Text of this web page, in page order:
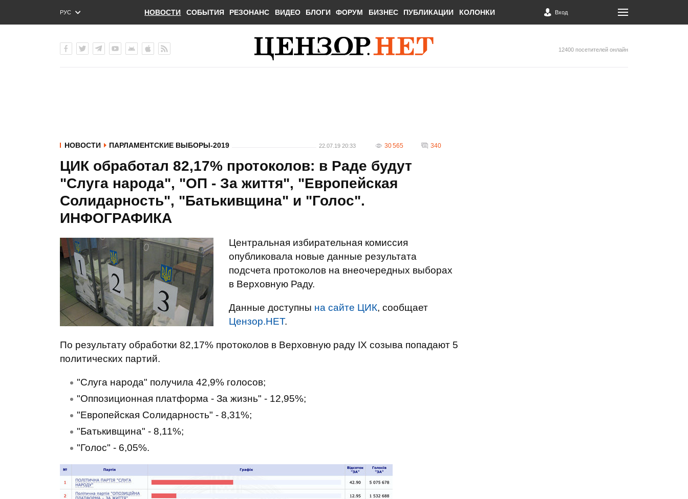
РУС
ENG
НОВОСТИ СОБЫТИЯ РЕЗОНАНС ВИДЕО БЛОГИ ФОРУМ БИЗНЕС ПУБЛИКАЦИИ КОЛОНКИ Вход
12400 посетителей онлайн
НОВОСТИ ПАРЛАМЕНТСКИЕ ВЫБОРЫ-2019 22.07.19 20:33 30 565 340
ЦИК обработал 82,17% протоколов: в Раде будут
"Слуга народа", "ОП - За життя", "Европейская
Солидарность", "Батькивщина" и "Голос".
ИНФОГРАФИКА
Центральная избирательная комиссия
опубликовала новые данные результата
подсчета протоколов на внеочередных выборах
в Верховную Раду.
Данные доступны на сайте ЦИК, сообщает
Цензор.НЕТ.
По результату обработки 82,17% протоколов в Верховную раду IX созыва попадают 5
политических партий.
"Слуга народа" получила 42,9% голосов;
"Оппозиционная платформа - За жизнь" - 12,95%;
"Европейская Солидарность" - 8,31%;
"Батькивщина" - 8,11%;
"Голос" - 6,05%.